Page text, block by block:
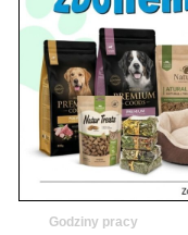
Znajdź nas
Adres
05-120 Legionowo
ul. Piłsudskiego 31,
pawilon 134
tel./fax. 22 784 71 96
Godziny pracy